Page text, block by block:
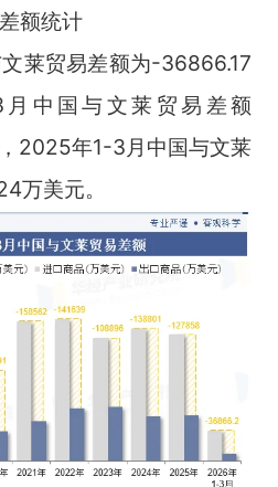
额统计
莱贸易差额为-36866.17
中国与文莱贸易差额
2025年1-3月中国与文莱
万美元。